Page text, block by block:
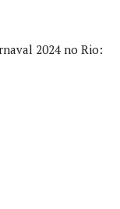
2024 no Rio: